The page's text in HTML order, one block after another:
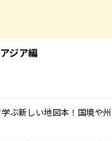
ジア編
ぶ新しい地図本！国境や